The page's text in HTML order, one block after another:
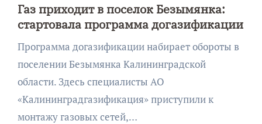
Газ приходит в поселок Безымянка:
стартовала программа догазификации
Программа догазификации набирает обороты в
поселении Безымянка Калининградской
области. Здесь специалисты АО
«Калининградгазификация» приступили к
монтажу газовых сетей,…